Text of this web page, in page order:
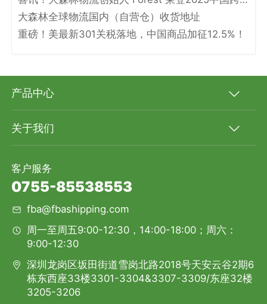
大森林全球物流国内（自营仓）收货地址
重磅！美最新301关税落地，中国商品加征12.5%！
产品中心
关于我们
客户服务
0755-85538553
fba@fbashipping.com
周一至周五9:00-12:30，14:00-18:00；周六：
9:00-12:30
深圳龙岗区坂田街道雪岗北路2018号天安云谷2期6
栋东西座33楼3301-3304&3307-3309/东座32楼
3205-3206